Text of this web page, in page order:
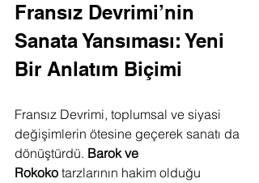
Fransız Devrimi’nin
Sanata Yansıması: Yeni
Bir Anlatım Biçimi
Fransız Devrimi, toplumsal ve siyasi
değişimlerin ötesine geçerek sanatı da
dönüştürdü. Barok ve
Rokoko tarzlarının hakim olduğu